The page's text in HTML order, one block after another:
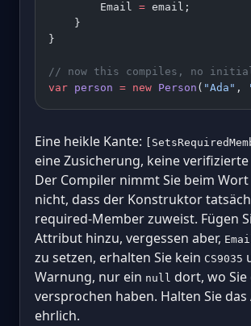
        Email
= email;
    }
}
// now this compiles, no
var person = new Person ( "Ada" ,
Eine heikle Kante:
eine Zusicherung, keine
Der Compiler nimmt Sie beim
nicht, dass der Konstruktor
required-Member zuweist. Fügen
Attribut hinzu, vergessen aber,
zu setzen, erhalten Sie kein CS9035
Warnung, nur ein null dort, wo
versprochen haben. Halten Sie
ehrlich.